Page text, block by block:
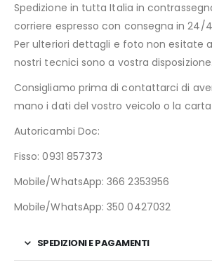
Spedizione in tutta Italia in
corriere espresso con consegna in 24/
Per ulteriori dettagli e foto non esitate
nostri tecnici sono a vostra disposizione.
Consigliamo prima di contattarci di
mano i dati del vostro veicolo o la
Autoricambi Doc:
Fisso: 0931 857373
Mobile/WhatsApp: 366 2353956
Mobile/WhatsApp: 350 0427032
SPEDIZIONI E PAGAMENTI